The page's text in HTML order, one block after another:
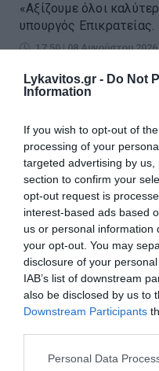
Lykavitos.gr - Do Not
Information
If you wish to opt-out of
processing of your
targeted advertising by
section to confirm your
opt-out request is
interest-based ads based
us or personal information
your opt-out. You may
disclosure of your
IAB’s list of downstream
also be disclosed by us to
Downstream Participants
Please note that this
Personal Data
«Αξίζουμε όλοι
υπουργός Επικρατείας.
17:50 | 08 Αυγούστου 2026
Απάντηση
«Οι πίνακες